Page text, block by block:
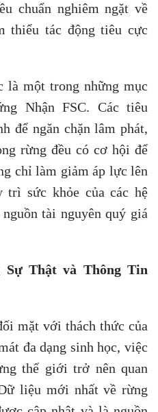
chuẩn nghiêm ngặt về
thiểu tác động tiêu cực
là một trong những mục
Nhận FSC. Các tiêu
để ngăn chặn lâm phát,
rừng đều có cơ hội để
chỉ làm giảm áp lực lên
trì sức khỏe của các hệ
tài nguyên quý giá
Thật và Thông Tin
mặt với thách thức của
đa dạng sinh học, việc
thế giới trở nên quan
liệu mới nhất về rừng